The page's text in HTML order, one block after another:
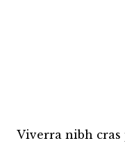
Viverra nibh